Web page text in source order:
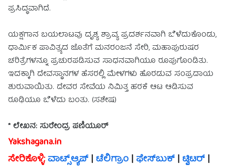
ಪ್ರಸಿದ್ಧವಾಗಿದೆ.
ಯಕ್ಷಗಾನ ಬಯಲಾಟವು ದೃಶ್ಯ ಶ್ರಾವ್ಯ ಪ್ರದರ್ಶನವಾಗಿ ಬೆಳೆದುಕೊಂಡು,
ಧಾರ್ಮಿಕ ಪಾವಿತ್ರ್ಯದ ಜೊತೆಗೆ ಮನರಂಜನೆ ಸೇರಿ, ಮಹಾಪುರುಷರ
ಚರಿತ್ರೆಗಳನ್ನೂ ಪ್ರಚುರಪಡಿಸುವ ಸಾಧನವಾಗಿಯೂ ರೂಪುಗೊಂಡಿತು.
ಇದಕ್ಕಾಗಿ ದೇವಸ್ಥಾನಗಳ ಹೆಸರಲ್ಲಿ ಮೇಳಗಳು ಹೊರಡುವ ಸಂಪ್ರದಾಯ
ಶುರುವಾಯಿತು. ದೇವರ ಸೇವೆಯ ನಿಮಿತ್ತ ಹರಕೆ ಆಟ ಆಡಿಸುವ
ರೂಢಿಯೂ ಬೆಳೆದು ಬಂತು. (ಸಶೇಷ)
* ಲೇಖನ: ಸುರೇಂದ್ರ ಪಣಿಯೂರ್
Yakshagana.in
ಸೇರಿಕೊಳ್ಳಿ:ವಾಟ್ಸ್ಆ್ಯಪ್|ಟೆಲಿಗ್ರಾಂ|ಫೇಸ್‌ಬುಕ್|ಟ್ವಿಟರ್|